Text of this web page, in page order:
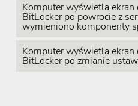
Komputer wyświetla
BitLocker po powrocie z
wymieniono komponenty
Komputer wyświetla
BitLocker po zmianie